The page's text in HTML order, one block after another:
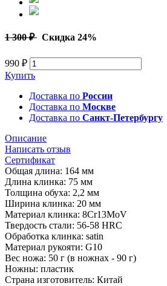
1 300 ₽ Скидка 24%
990 ₽
Купить
Доставка по России
Доставка по Москве
Доставка по Санкт-Петербургу
Описание
Написать отзыв
Сертификат
Общая длина: 164 мм
Длина клинка: 75 мм
Толщина обуха: 2,2 мм
Ширина клинка: 20 мм
Материал клинка: 8Cr13MoV
Твердость стали: 56-58 HRC
Обработка клинка: satin
Материал рукояти: G10
Вес ножа: 50 г (в ножнах - 90 г)
Ножны: пластик
Страна изготовитель: Китай